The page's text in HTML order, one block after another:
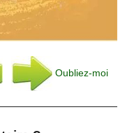
Oubliez-moi